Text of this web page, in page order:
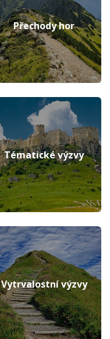
Přechody hor
Tématické výzvy
Vytrvalostní výzvy